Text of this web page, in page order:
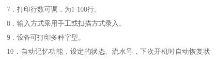
7．打印行数可调，为1-100行。
8．输入方式采用手工或扫描方式录入。
9．设备可打印多种字型。
10．自动记忆功能，设定的状态、流水号，下次开机时自动恢复状